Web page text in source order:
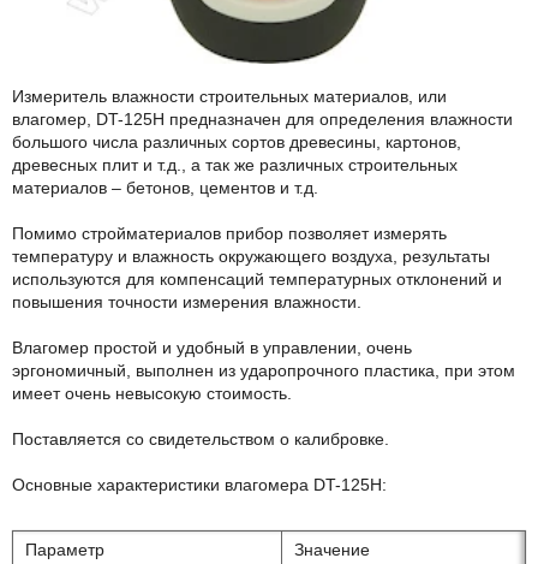
Измеритель влажности строительных материалов, или
влагомер, DT-125H предназначен для определения влажности
большого числа различных сортов древесины, картонов,
древесных плит и т.д., а так же различных строительных
материалов – бетонов, цементов и т.д.
Помимо стройматериалов прибор позволяет измерять
температуру и влажность окружающего воздуха, результаты
используются для компенсаций температурных отклонений и
повышения точности измерения влажности.
Влагомер простой и удобный в управлении, очень
эргономичный, выполнен из ударопрочного пластика, при этом
имеет очень невысокую стоимость.
Поставляется со свидетельством о калибровке.
Основные характеристики влагомера DT-125H:
Параметр
Значение